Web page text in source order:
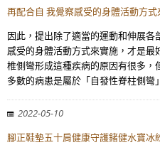
再配合自 我覺察感受的身體活動方
因此，提出除了適當的運動和伸展
感受的身體活動方式來實施，才是
椎側彎形成這種疾病的原因有很多，
多數的病患是屬於「自發性脊柱側彎
2022-05-10
腳正鞋墊五十肩健康守護鍺健水寶